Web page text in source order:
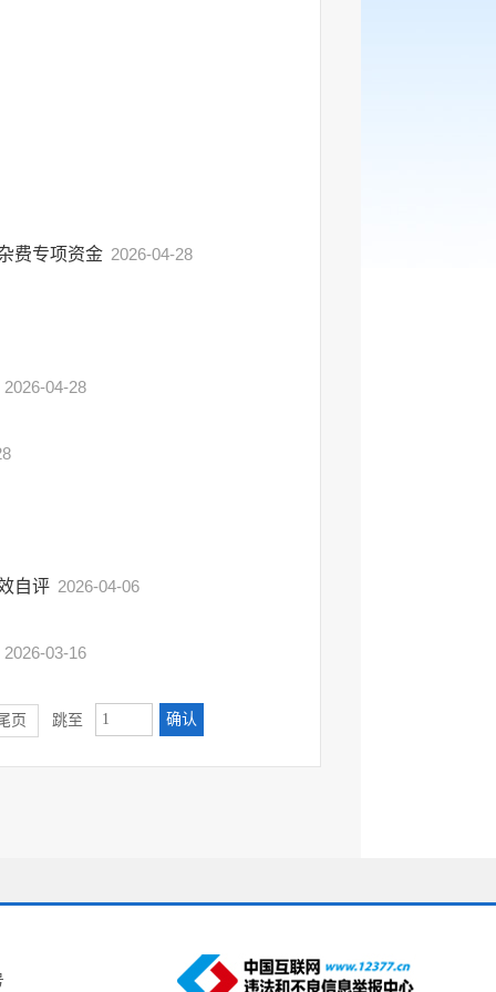
费专项资金 2026-04-28
2026-04-28
自评 2026-04-06
2026-03-16
页 跳至 确认